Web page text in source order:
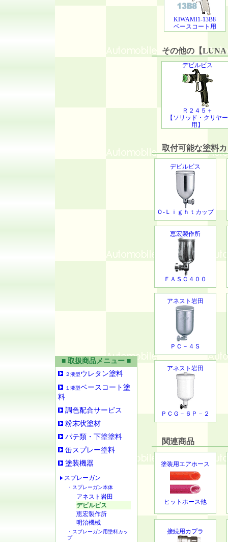
KIWAMI1-13B8
ベースコート用
その他の【LUNA
デビルビス
Ｒ２４５＋
【ソリッド・クリヤー
用】
取付可能な塗料カ
デビルビス
Ｏ-Ｌｉｇｈｔカップ
恵宏製作所
ＦＡＳＣ４００
アネスト岩田
ＰＣ－４Ｓ
アネスト岩田
ＰＣＧ－６Ｐ－２
関連商品
塗装用エアホース
ヒットホース他
接続用カプラ
■ 取扱商品メニュー ■
２液型ウレタン塗料
１液型ベースコート塗
料
調色配合サービス
粉末状塗材
パテ類・下塗塗料
缶スプレー塗料
塗装機器
スプレーガン
・スプレーガン本体
アネスト岩田
デビルビス
恵宏製作所
明治機械
・スプレーガン用塗料カッ
プ